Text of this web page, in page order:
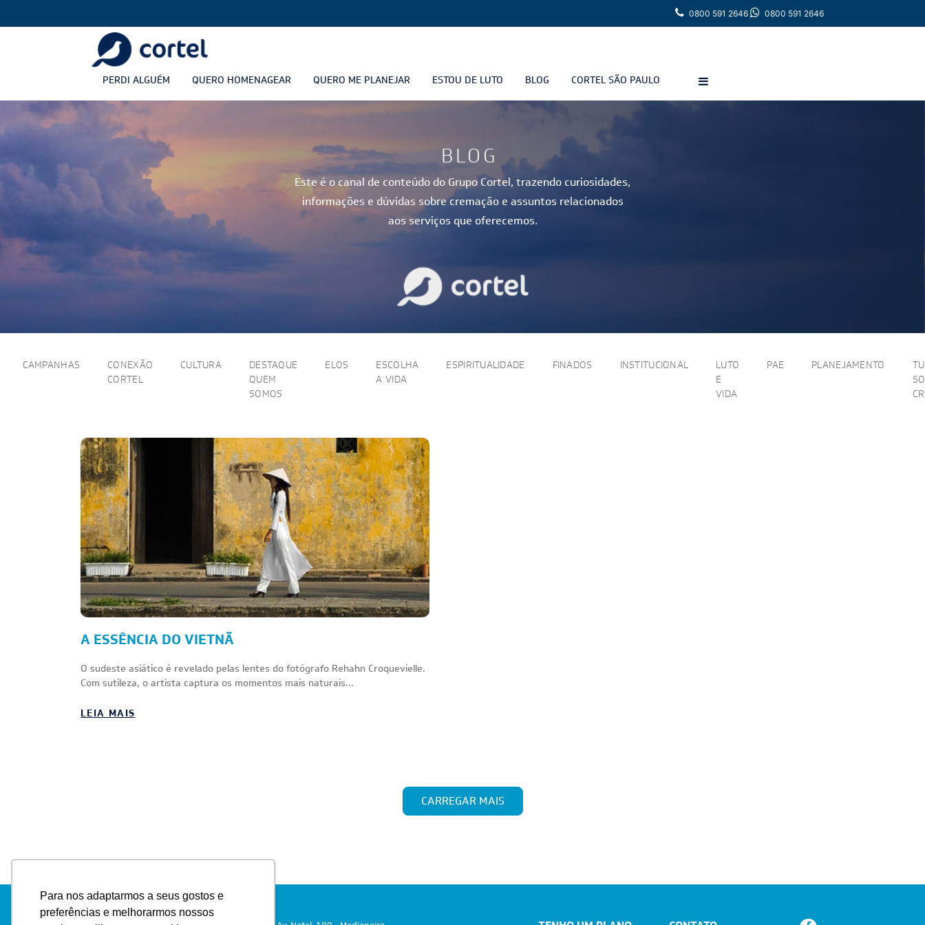
Para nos adaptarmos a seus gostos e
preferências e melhorarmos nossos
0800 591 2646 0800 591 2646
PERDI ALGUÉM QUERO HOMENAGEAR QUERO ME PLANEJAR ESTOU DE LUTO BLOG CORTEL SÃO PAULO
BLOG
Este é o canal de conteúdo do Grupo Cortel, trazendo curiosidades,
informações e dúvidas sobre cremação e assuntos relacionados
aos serviços que oferecemos.
CAMPANHAS
CONEXÃO
CORTEL
CULTURA
DESTAQUE
QUEM
SOMOS
ELOS
ESCOLHA
A VIDA
ESPIRITUALIDADE FINADOS INSTITUCIONAL
LUTO
E
VIDA
PAE PLANEJAMENTO
A ESSÊNCIA DO VIETNÃ
O sudeste asiático é revelado pelas lentes do fotógrafo Rehahn Croquevielle.
Com sutileza, o artista captura os momentos mais naturais...
LEIA MAIS
CARREGAR MAIS